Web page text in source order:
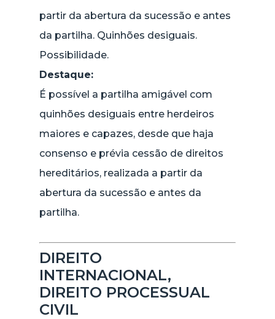
partir da abertura da sucessão e antes
da partilha. Quinhões desiguais.
Possibilidade.
Destaque:
É possível a partilha amigável com
quinhões desiguais entre herdeiros
maiores e capazes, desde que haja
consenso e prévia cessão de direitos
hereditários, realizada a partir da
abertura da sucessão e antes da
partilha.
DIREITO
INTERNACIONAL,
DIREITO PROCESSUAL
CIVIL